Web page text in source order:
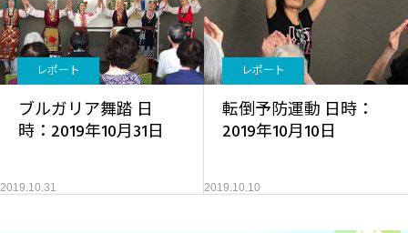
レポート
ブルガリア舞踏 日
時：2019年10月31日
2019.10.31
レポート
転倒予防運動 日時：
2019年10月10日
2019.10.10